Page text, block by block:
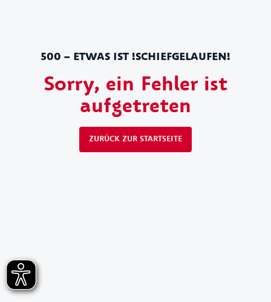
500 – ETWAS IST !SCHIEFGELAUFEN!
Sorry, ein Fehler ist
aufgetreten
ZURÜCK ZUR STARTSEITE